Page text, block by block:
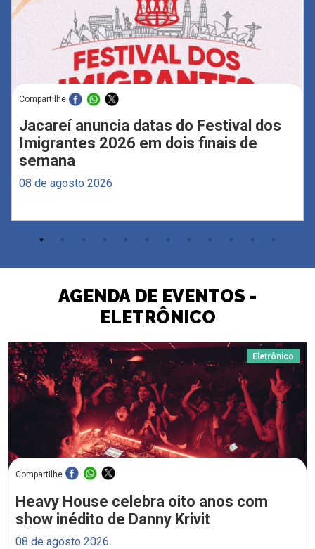
Compartilhe
Jacareí anuncia datas do Festival dos
Imigrantes 2026 em dois finais de
semana
08 de agosto 2026
AGENDA DE EVENTOS -
ELETRÔNICO
Eletrônico
Compartilhe
Heavy House celebra oito anos com
show inédito de Danny Krivit
08 de agosto 2026